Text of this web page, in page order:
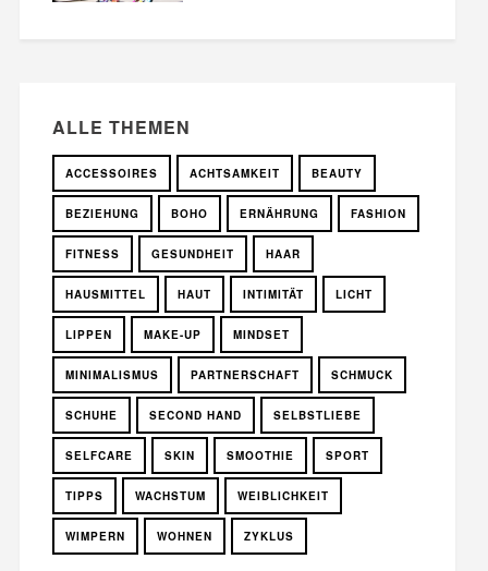
ALLE THEMEN
ACCESSOIRES ACHTSAMKEIT BEAUTY
BEZIEHUNG BOHO ERNÄHRUNG FASHION
FITNESS GESUNDHEIT HAAR
HAUSMITTEL HAUT INTIMITÄT LICHT
LIPPEN MAKE-UP MINDSET
MINIMALISMUS PARTNERSCHAFT SCHMUCK
SCHUHE SECOND HAND SELBSTLIEBE
SELFCARE SKIN SMOOTHIE SPORT
TIPPS WACHSTUM WEIBLICHKEIT
WIMPERN WOHNEN ZYKLUS